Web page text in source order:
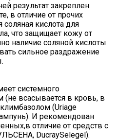
результат закреплен.
в отличие от прочих
соляная кислота для
что защищает кожу от
наличие соляной кислоты
сильное раздражение
системного
(не всасывается в кровь, в
(Uriage
И рекомендован
отличие от средств с
DucraySelegel).